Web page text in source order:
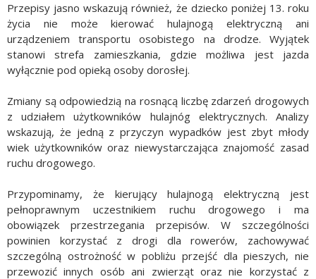
Przepisy jasno wskazują również, że dziecko poniżej 13. roku
życia nie może kierować hulajnogą elektryczną ani
urządzeniem transportu osobistego na drodze. Wyjątek
stanowi strefa zamieszkania, gdzie możliwa jest jazda
wyłącznie pod opieką osoby dorosłej.
Zmiany są odpowiedzią na rosnącą liczbę zdarzeń drogowych
z udziałem użytkowników hulajnóg elektrycznych. Analizy
wskazują, że jedną z przyczyn wypadków jest zbyt młody
wiek użytkowników oraz niewystarczająca znajomość zasad
ruchu drogowego.
Przypominamy, że kierujący hulajnogą elektryczną jest
pełnoprawnym uczestnikiem ruchu drogowego i ma
obowiązek przestrzegania przepisów. W szczególności
powinien korzystać z drogi dla rowerów, zachowywać
szczególną ostrożność w pobliżu przejść dla pieszych, nie
przewozić innych osób ani zwierząt oraz nie korzystać z